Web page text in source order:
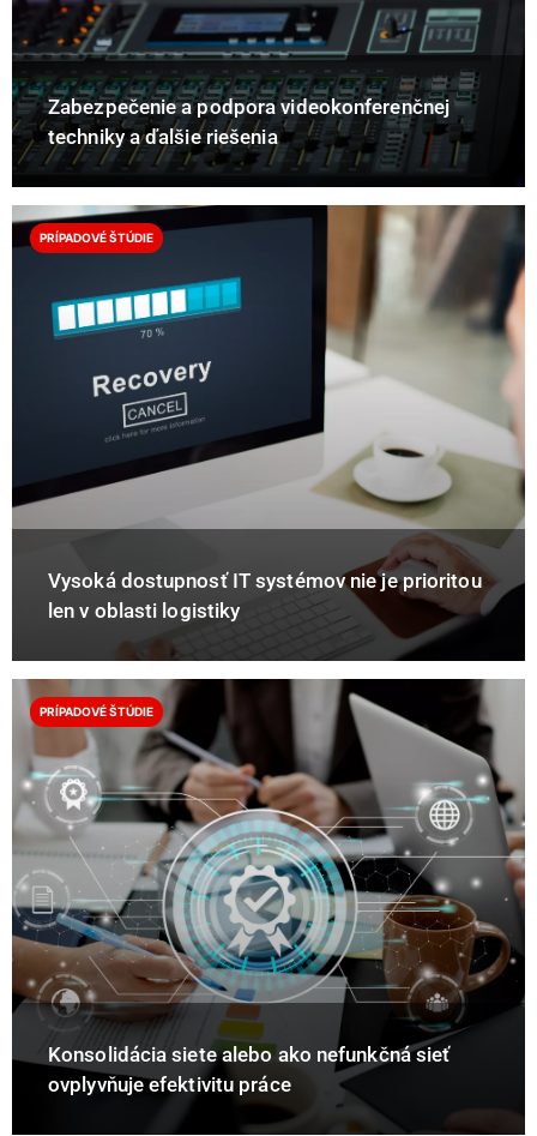
Zabezpečenie a podpora videokonferenčnej
techniky a ďalšie riešenia
Vysoká dostupnosť IT systémov nie je prioritou
len v oblasti logistiky
PRÍPADOVÉ ŠTÚDIE
Konsolidácia siete alebo ako nefunkčná sieť
ovplyvňuje efektivitu práce
PRÍPADOVÉ ŠTÚDIE